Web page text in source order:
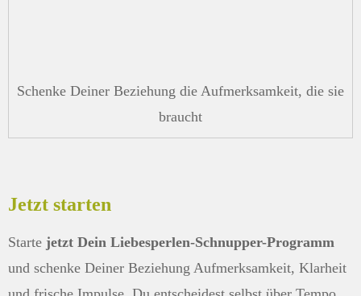
Schenke Deiner Beziehung die Aufmerksamkeit, die sie
braucht
Jetzt starten
Starte jetzt Dein Liebesperlen-Schnupper-Programm
und schenke Deiner Beziehung Aufmerksamkeit, Klarheit